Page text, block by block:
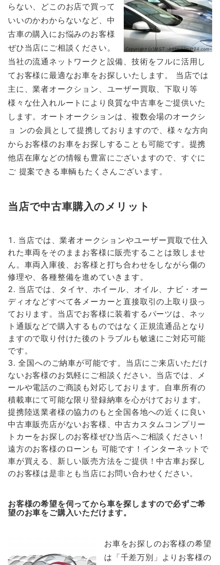
らない、どこのお店で買って
いいのかわからないなど、中
古車の購入にお悩みのお客様
ぜひ当店にご相談ください。
当社の流通ネットワークと設備、技術をフルに活用し
てお客様に最適なお車をお探しいたします。 当店では
主に、業者オークション、ユーザー買取、下取り等
様々な仕入れルートにより良質な中古車をご提供いた
します。オートオークションは、複数会場のオークシ
ョ ンの会員として提携しておりますので、様々な方向
からお客様のお車をお探しすることも可能です。提携
他店在庫などの情報も豊富にございますので、すぐに
ご 提案できる車輌もたくさんございます。
当店で中古車購入のメリット
当店では、業者オークションやユーザー買取で仕入
れた車両をそのままお客様に販売することは致しませ
ん。車両入庫後、お客様と打ち合わせをしながら傷の
修理や、各種整備を進めていきます。
当店では、タイヤ、ホイール、オイル、ナビ・オー
ディオなどすべて各メーカーと直接取引の上取り扱っ
ております。当店でお客様に装着するパーツは、ネッ
ト通販などで購入するものではなく正規流通品となり
ますので取り付けた後のトラブルも敏速にご対応可能
です。
全国へのご納車が可能です。当店にご来店いただけ
ないお客様のお気軽にご相談ください。当店では、メ
ールや電話のご商談も対応しております。自車所有の
積載車にて可能な限り登録納車を心がけております。
提携陸送業者様の協力のもと全国各地への近くに良い
中古車販売店がないお客様、中古カスタムコンプリー
トカーをお探しのお客様ぜひ当店へご相談ください！
遠方のお客様のローンも 可能です！インターネットで
車が買える、新しい販売方法をご提供！中古車お探し
のお客様は是非とも当店にお問い合わせください。
お客様の希望を伺ってから車を探しますので必ずご希
望のお車をご購入いただけます。
お車をお探しのお客様の希望
は「千差万別」よりお客様の